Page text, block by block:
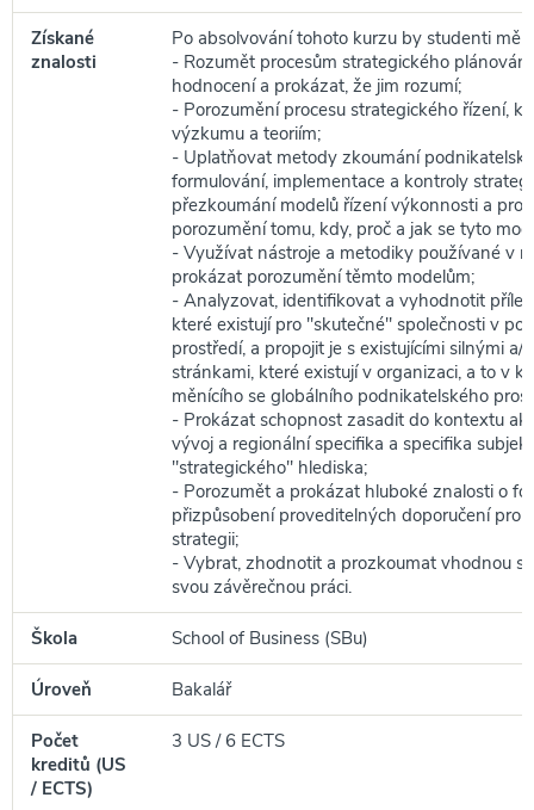
Získané
znalosti
Po absolvování tohoto kurzu by studenti
- Rozumět procesům strategického
hodnocení a prokázat, že jim rozumí;
- Porozumění procesu strategického řízení,
výzkumu a teoriím;
- Uplatňovat metody zkoumání
formulování, implementace a kontroly
přezkoumání modelů řízení výkonnosti a
porozumění tomu, kdy, proč a jak se tyto
- Využívat nástroje a metodiky používané v
prokázat porozumění těmto modelům;
- Analyzovat, identifikovat a vyhodnotit
které existují pro "skutečné" společnosti v
prostředí, a propojit je s existujícími silnými a/
stránkami, které existují v organizaci, a to v
měnícího se globálního podnikatelského
- Prokázat schopnost zasadit do kontextu
vývoj a regionální specifika a specifika
"strategického" hlediska;
- Porozumět a prokázat hluboké znalosti o
přizpůsobení proveditelných doporučení pro
strategii;
- Vybrat, zhodnotit a prozkoumat vhodnou
svou závěrečnou práci.
Škola School of Business (SBu)
Úroveň Bakalář
Počet
kreditů (US
/ ECTS)
3 US / 6 ECTS